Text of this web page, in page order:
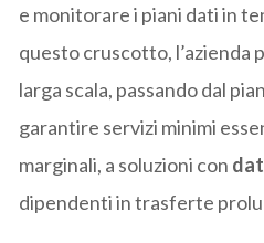
e monitorare i piani dati in
questo cruscotto, l’azienda
larga scala, passando dal
garantire servizi minimi
marginali, a soluzioni con
dipendenti in trasferte